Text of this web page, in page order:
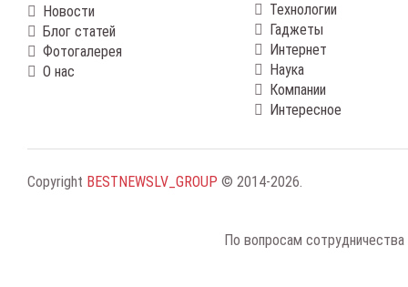
Новости
Блог статей
Фотогалерея
О нас
Технологии
Гаджеты
Интернет
Наука
Компании
Интересное
Copyright BESTNEWSLV_GROUP © 2014-2026.
По вопросам